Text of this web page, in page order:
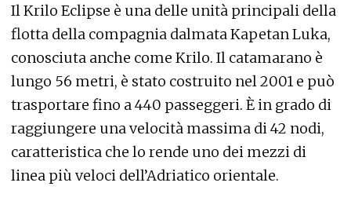
Il Krilo Eclipse è una delle unità principali della
flotta della compagnia dalmata Kapetan Luka,
conosciuta anche come Krilo. Il catamarano è
lungo 56 metri, è stato costruito nel 2001 e può
trasportare fino a 440 passeggeri. È in grado di
raggiungere una velocità massima di 42 nodi,
caratteristica che lo rende uno dei mezzi di
linea più veloci dell’Adriatico orientale.